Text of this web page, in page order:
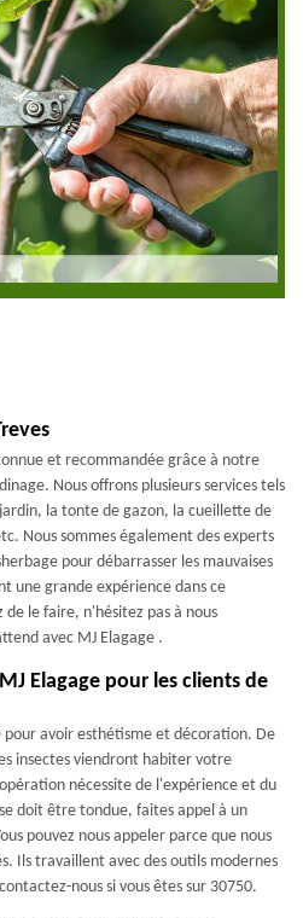
et recommandée grâce à notre
Nous offrons plusieurs services tels
la tonte de gazon, la cueillette de
Nous sommes également des experts
pour débarrasser les mauvaises
une grande expérience dans ce
de le faire, n'hésitez pas à nous
avec MJ Elagage .
Elagage pour les clients de
pour avoir esthétisme et décoration. De
insectes viendront habiter votre
nécessite de l'expérience et du
doit être tondue, faites appel à un
pouvez nous appeler parce que nous
Ils travaillent avec des outils modernes
nous si vous êtes sur 30750.